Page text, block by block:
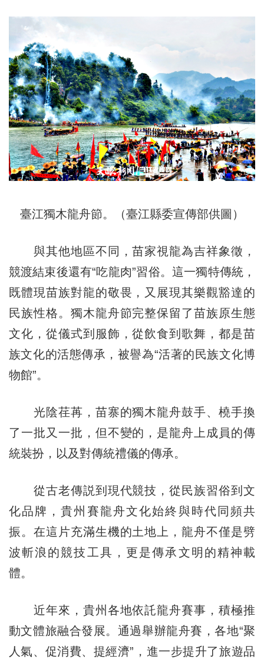
臺江獨木龍舟節。（臺江縣委宣傳部供圖）
與其他地區不同，苗家視龍為吉祥象徵，
競渡結束後還有“吃龍肉”習俗。這一獨特傳統，
既體現苗族對龍的敬畏，又展現其樂觀豁達的
民族性格。獨木龍舟節完整保留了苗族原生態
文化，從儀式到服飾，從飲食到歌舞，都是苗
族文化的活態傳承，被譽為“活著的民族文化博
物館”。
光陰荏苒，苗寨的獨木龍舟鼓手、橈手換
了一批又一批，但不變的，是龍舟上成員的傳
統裝扮，以及對傳統禮儀的傳承。
從古老傳説到現代競技，從民族習俗到文
化品牌，貴州賽龍舟文化始終與時代同頻共
振。在這片充滿生機的土地上，龍舟不僅是劈
波斬浪的競技工具，更是傳承文明的精神載
體。
近年來，貴州各地依託龍舟賽事，積極推
動文體旅融合發展。通過舉辦龍舟賽，各地“聚
人氣、促消費、提經濟”，進一步提升了旅遊品